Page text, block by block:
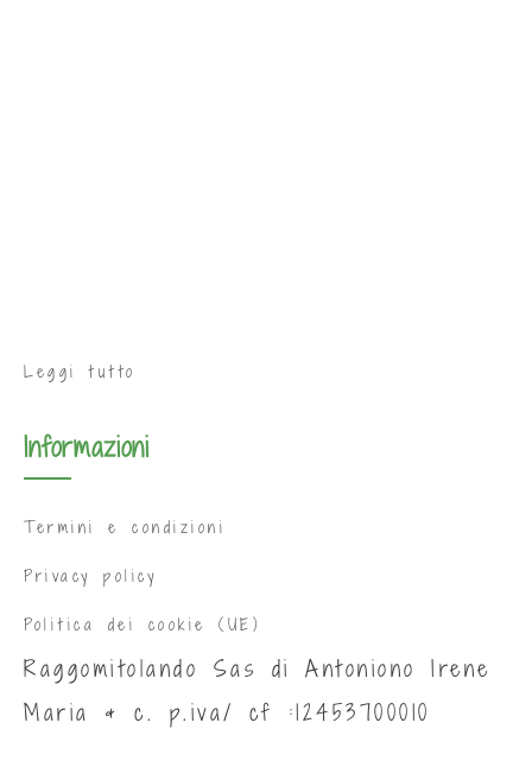
Leggi tutto
Informazioni
Termini e condizioni
Privacy policy
Politica dei cookie (UE)
Raggomitolando Sas di Antoniono Irene
Maria & c. p.iva/ cf :12453700010